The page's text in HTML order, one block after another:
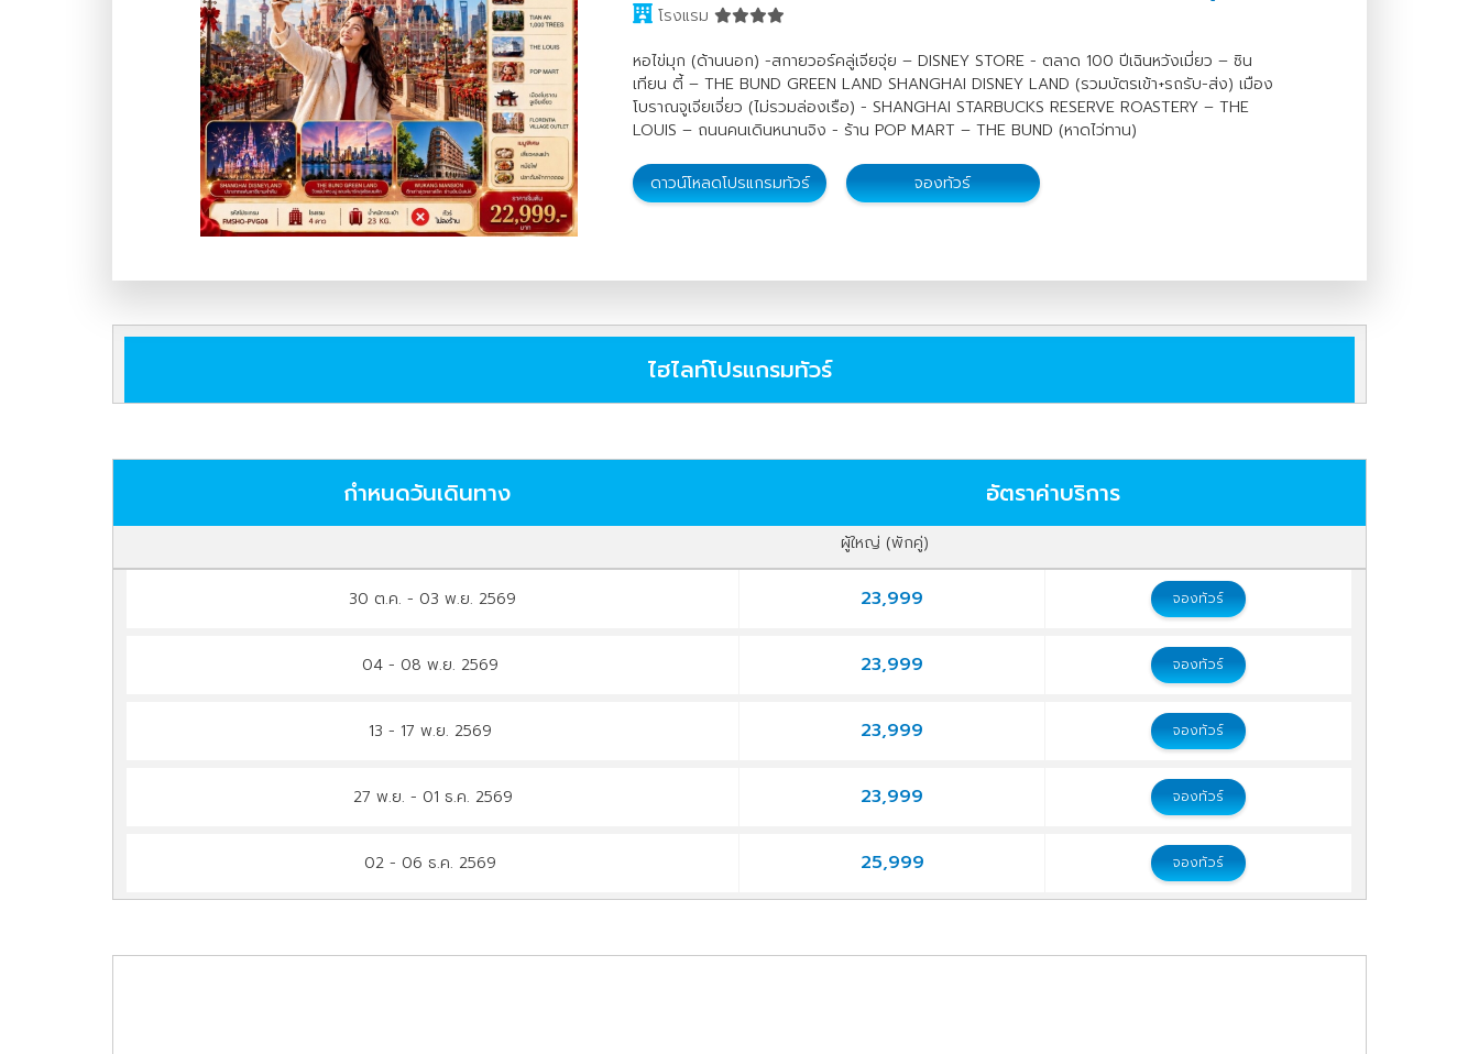
โรงแรม
หอไข่มุก (ด้านนอก) -สกายวอร์คลู่เจียจุ่ย – DISNEY STORE - ตลาด 100 ปีเฉินหวังเมี่ยว – ซิน
เทียน ตี้ – THE BUND GREEN LAND SHANGHAI DISNEY LAND (รวมบัตรเข้า+รถรับ-ส่ง) เมือง
โบราณจูเจียเจี่ยว (ไม่รวมล่องเรือ) - SHANGHAI STARBUCKS RESERVE ROASTERY – THE
LOUIS – ถนนคนเดินหนานจิง - ร้าน POP MART – THE BUND (หาดไว่ทาน)
ดาวน์โหลดโปรแกรมทัวร์ จองทัวร์
ไฮไลท์โปรแกรมทัวร์
กำหนดวันเดินทาง อัตราค่าบริการ
ผู้ใหญ่ (พักคู่)
30 ต.ค. - 03 พ.ย. 2569 23,999 จองทัวร์
04 - 08 พ.ย. 2569 23,999 จองทัวร์
13 - 17 พ.ย. 2569 23,999 จองทัวร์
27 พ.ย. - 01 ธ.ค. 2569 23,999 จองทัวร์
02 - 06 ธ.ค. 2569 25,999 จองทัวร์